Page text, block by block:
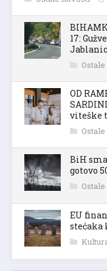
17:
OD
viteške
BiH
gotovo
EU
stećaka